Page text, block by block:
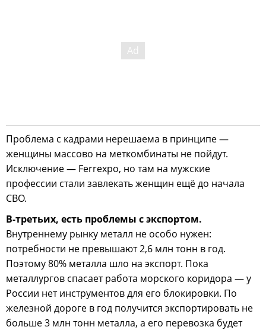
Проблема с кадрами нерешаема в принципе —
женщины массово на меткомбинаты не пойдут.
Исключение — Ferrexpo, но там на мужские
профессии стали завлекать женщин ещё до начала
СВО.
В-третьих, есть проблемы с экспортом.
Внутреннему рынку металл не особо нужен:
потребности не превышают 2,6 млн тонн в год.
Поэтому 80% металла шло на экспорт. Пока
металлургов спасает работа морского коридора — у
России нет инструментов для его блокировки. По
железной дороге в год получится экспортировать не
больше 3 млн тонн металла, а его перевозка будет